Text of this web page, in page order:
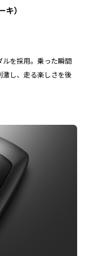
）
ルを採用。乗った瞬間
し、走る楽しさを後